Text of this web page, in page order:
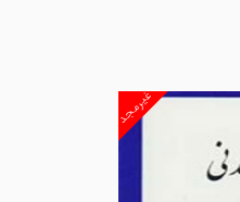
غیرمجد